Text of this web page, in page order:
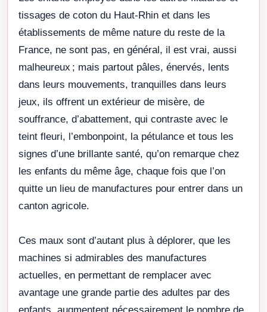
tissages de coton du Haut-Rhin et dans les
établissements de même nature du reste de la
France, ne sont pas, en général, il est vrai, aussi
malheureux ; mais partout pâles, énervés, lents
dans leurs mouvements, tranquilles dans leurs
jeux, ils offrent un extérieur de misère, de
souffrance, d’abattement, qui contraste avec le
teint fleuri, l’embonpoint, la pétulance et tous les
signes d’une brillante santé, qu’on remarque chez
les enfants du même âge, chaque fois que l’on
quitte un lieu de manufactures pour entrer dans un
canton agricole.
Ces maux sont d’autant plus à déplorer, que les
machines si admirables des manufactures
actuelles, en permettant de remplacer avec
avantage une grande partie des adultes par des